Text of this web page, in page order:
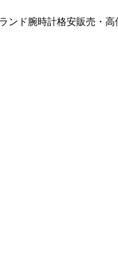
ンド腕時計格安販売・